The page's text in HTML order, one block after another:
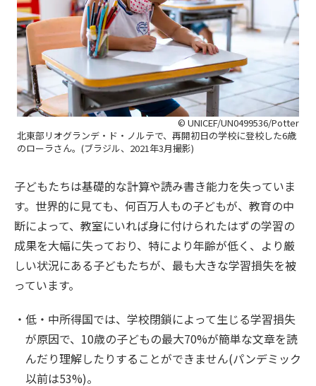
© UNICEF/UN0499536/Potter
北東部リオグランデ・ド・ノルテで、再開初日の学校に登校した6歳
のローラさん。(ブラジル、2021年3月撮影)
子どもたちは基礎的な計算や読み書き能力を失っていま
す。世界的に見ても、何百万人もの子どもが、教育の中
断によって、教室にいれば身に付けられたはずの学習の
成果を大幅に失っており、特により年齢が低く、より厳
しい状況にある子どもたちが、最も大きな学習損失を被
っています。
低・中所得国では、学校閉鎖によって生じる学習損失
が原因で、10歳の子どもの最大70%が簡単な文章を読
んだり理解したりすることができません(パンデミック
以前は53%)。